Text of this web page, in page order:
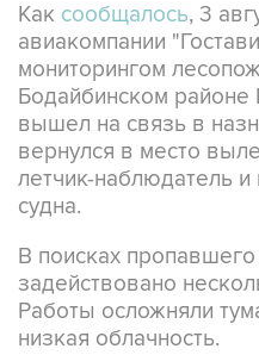
Как сообщалось, 3
авиакомпании
мониторингом
Бодайбинском районе
вышел на связь в
вернулся в место
летчик-наблюдатель
судна.
В поисках
задействовано
Работы осложняли
низкая облачность.